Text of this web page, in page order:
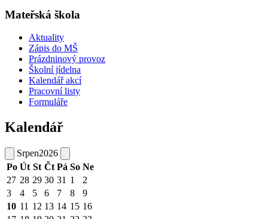
Mateřská škola
Aktuality
Zápis do MŠ
Prázdninový provoz
Školní jídelna
Kalendář akcí
Pracovní listy
Formuláře
Kalendář
Srpen2026
Po Út St Čt Pá So Ne
27 28 29 30 31 1
2
3
4 5 6 7 8
9
10 11 12 13 14 15 16